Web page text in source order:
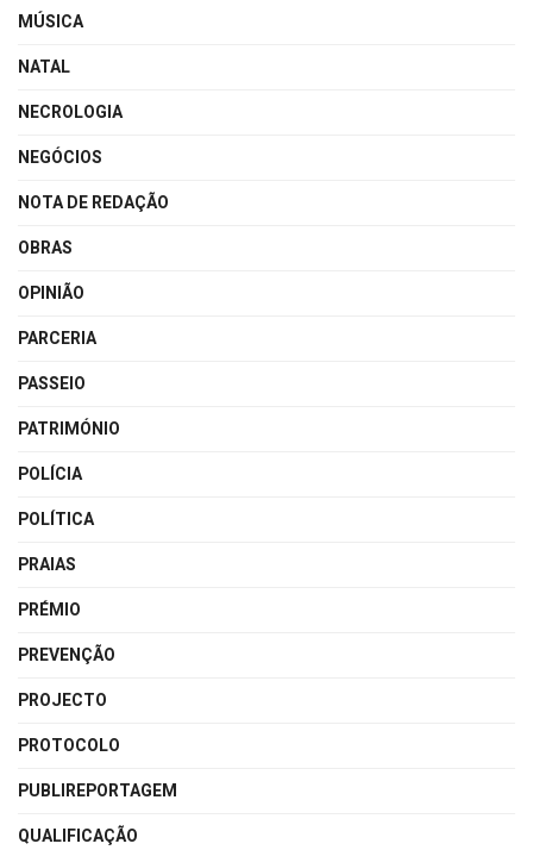
MÚSICA
NATAL
NECROLOGIA
NEGÓCIOS
NOTA DE REDAÇÃO
OBRAS
OPINIÃO
PARCERIA
PASSEIO
PATRIMÓNIO
POLÍCIA
POLÍTICA
PRAIAS
PRÉMIO
PREVENÇÃO
PROJECTO
PROTOCOLO
PUBLIREPORTAGEM
QUALIFICAÇÃO